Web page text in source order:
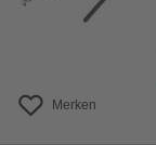
Merken